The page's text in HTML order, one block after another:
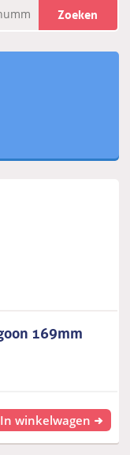
Zoeken
169mm
In winkelwagen